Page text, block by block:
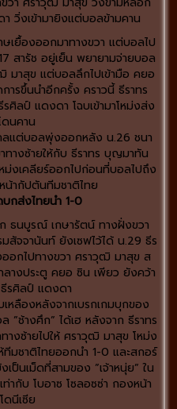
วิ่งเข้ามายิงแต่บอลข้ามคาน
เยื้องออกมาทางขวา แต่บอลไป
สารัช อยู่เย็น พยายามจ่ายบอล
ฒิ มาสุข แต่บอลลึกไปเข้ามือ คยอ
รขึ้นนำอีกครั้ง คราวนี้ ธีราทร
ศิลป์ แดงดา โฉบเข้ามาโหม่งส่ง
นคาน
ลแต่บอลพุ่งออกหลัง น.26 ชนา
างซ้ายให้กับ ธีราทร บุญมาทัน
ม่งเคลียร์ออกไปก่อนที่บอลไปถึง
ากัปตันทีมชาติไทย
กส่งไทยนำ 1-0
ธนบูรณ์ เกษารัตน์ ทางฝั่งขวา
สัจจานันท์ ยังเซฟไว้ได้ น.29 ธีร
อกไปทางขวา ศราวุฒิ มาสุข ส
างประตู คยอ ซิน เพียว ยังคว้า
รศิลป์ แดงดา
หลืองหลังจากเบรกเกมบุกของ
ช้างศึก” ได้เฮ หลังจาก ธีราทร
งซ้ายไปให้ ศราวุฒิ มาสุข โหม่ง
มชาติไทยออกนำ 1-0 และสกอร์
ป็นเม็ดที่สามของ ”เจ้าหนุ่ย” ใน
ท่ากับ โบอาซ โซลอซซ่า กองหน้า
นีเซีย